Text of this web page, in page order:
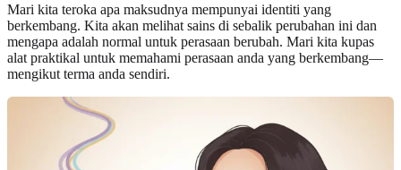
Mari kita teroka apa maksudnya mempunyai identiti yang
berkembang. Kita akan melihat sains di sebalik perubahan ini dan
mengapa adalah normal untuk perasaan berubah. Mari kita kupas
alat praktikal untuk memahami perasaan anda yang berkembang—
mengikut terma anda sendiri.